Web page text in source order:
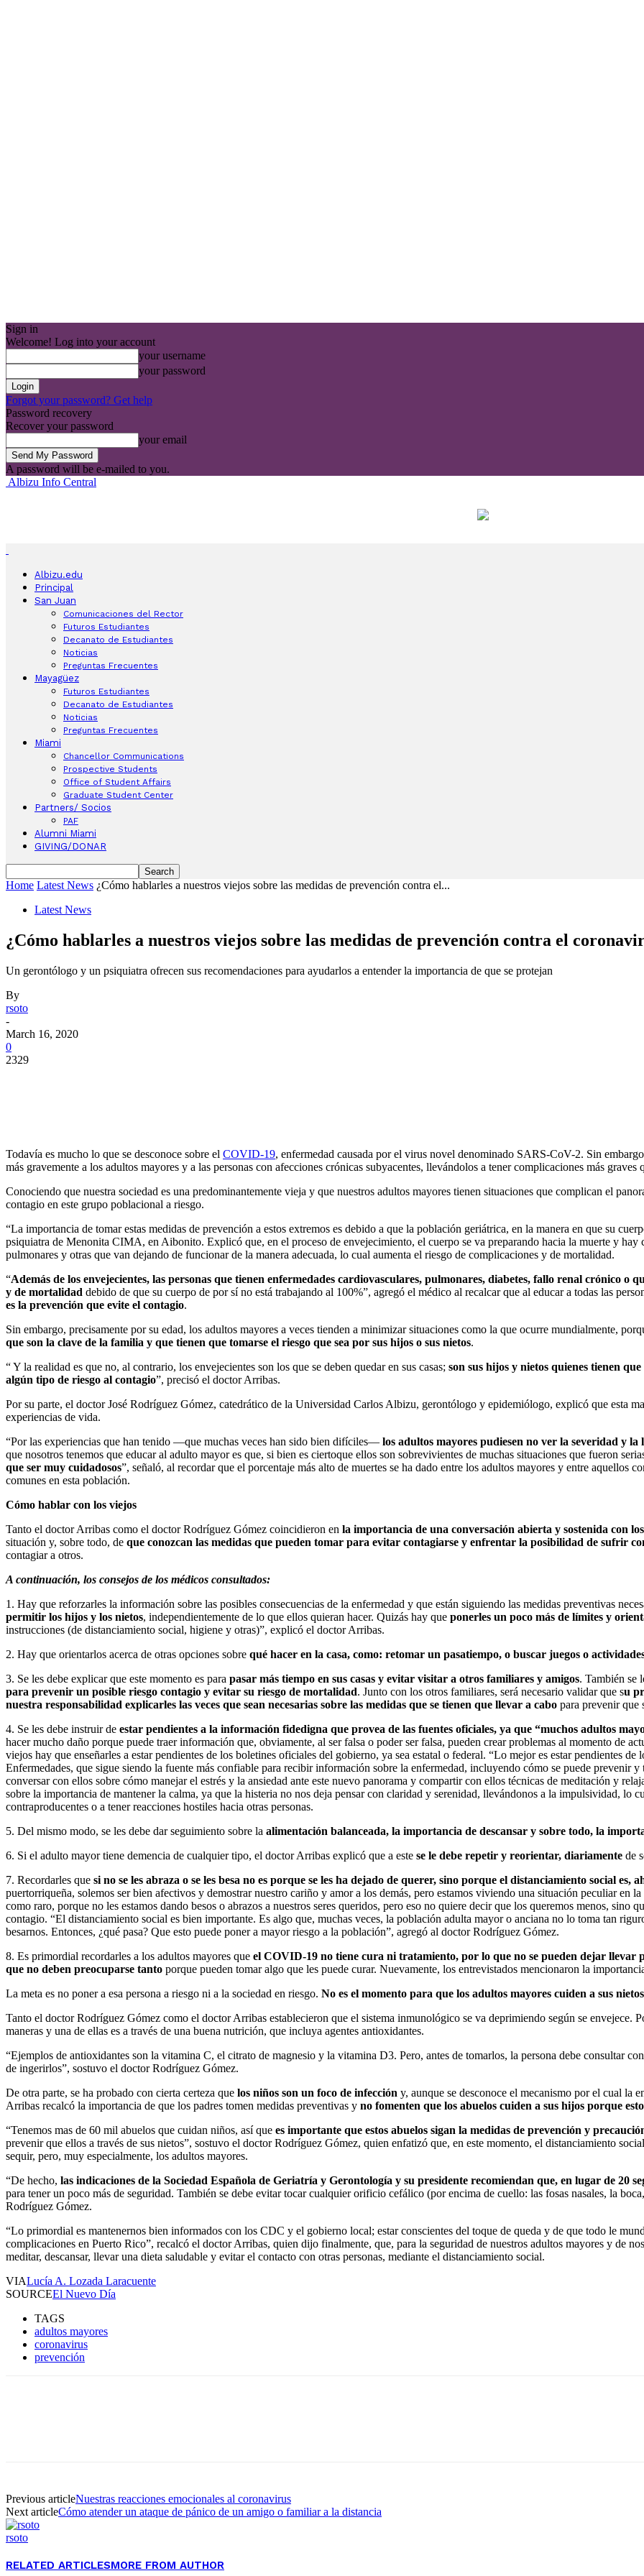
Sign in
Welcome! Log into your account
your username
your password
Forgot your password? Get help
Password recovery
Recover your password
your email
A password will be e-mailed to you.
Albizu Info Central
Albizu.edu
Principal
San Juan
Comunicaciones del Rector
Futuros Estudiantes
Decanato de Estudiantes
Noticias
Preguntas Frecuentes
Mayagüez
Futuros Estudiantes
Decanato de Estudiantes
Noticias
Preguntas Frecuentes
Miami
Chancellor Communications
Prospective Students
Office of Student Affairs
Graduate Student Center
Partners/ Socios
PAF
Alumni Miami
GIVING/DONAR
Home Latest News ¿Cómo hablarles a nuestros viejos sobre las medidas de prevención contra el...
Latest News
¿Cómo hablarles a nuestros viejos sobre las medidas de prevención contra el
Un gerontólogo y un psiquiatra ofrecen sus recomendaciones para ayudarlos a entender la importancia de que se protejan
By
rsoto
-
March 16, 2020
0
2329
Todavía es mucho lo que se desconoce sobre el COVID-19, enfermedad causada por el virus novel denominado SARS-CoV-2. Sin
más gravemente a los adultos mayores y a las personas con afecciones crónicas subyacentes, llevándolos a tener complicaciones más graves
Conociendo que nuestra sociedad es una predominantemente vieja y que nuestros adultos mayores tienen situaciones que complican el
contagio en este grupo poblacional a riesgo.
“La importancia de tomar estas medidas de prevención a estos extremos es debido a que la población geriátrica, en la manera en que su
psiquiatra de Menonita CIMA, en Aibonito. Explicó que, en el proceso de envejecimiento, el cuerpo se va preparando hacia la muerte y hay
pulmonares y otras que van dejando de funcionar de la manera adecuada, lo cual aumenta el riesgo de complicaciones y de mortalidad.
“Además de los envejecientes, las personas que tienen enfermedades cardiovasculares, pulmonares, diabetes, fallo renal crónico o
y de mortalidad debido de que su cuerpo de por sí no está trabajando al 100%”, agregó el médico al recalcar que al educar a todas las
es la prevención que evite el contagio.
Sin embargo, precisamente por su edad, los adultos mayores a veces tienden a minimizar situaciones como la que ocurre mundialmente,
que son la clave de la familia y que tienen que tomarse el riesgo que sea por sus hijos o sus nietos.
“ Y la realidad es que no, al contrario, los envejecientes son los que se deben quedar en sus casas; son sus hijos y nietos quienes tienen
algún tipo de riesgo al contagio”, precisó el doctor Arribas.
Por su parte, el doctor José Rodríguez Gómez, catedrático de la Universidad Carlos Albizu, gerontólogo y epidemiólogo, explicó que esta
experiencias de vida.
“Por las experiencias que han tenido —que muchas veces han sido bien difíciles— los adultos mayores pudiesen no ver la severidad y
que nosotros tenemos que educar al adulto mayor es que, si bien es ciertoque ellos son sobrevivientes de muchas situaciones que fueron
que ser muy cuidadosos”, señaló, al recordar que el porcentaje más alto de muertes se ha dado entre los adultos mayores y entre aquellos
comunes en esta población.
Cómo hablar con los viejos
Tanto el doctor Arribas como el doctor Rodríguez Gómez coincidieron en la importancia de una conversación abierta y sostenida con
situación y, sobre todo, de que conozcan las medidas que pueden tomar para evitar contagiarse y enfrentar la posibilidad de sufrir
contagiar a otros.
A continuación, los consejos de los médicos consultados:
1. Hay que reforzarles la información sobre las posibles consecuencias de la enfermedad y que están siguiendo las medidas preventivas
permitir los hijos y los nietos, independientemente de lo que ellos quieran hacer. Quizás hay que ponerles un poco más de límites y
instrucciones (de distanciamiento social, higiene y otras)”, explicó el doctor Arribas.
2. Hay que orientarlos acerca de otras opciones sobre qué hacer en la casa, como: retomar un pasatiempo, o buscar juegos o
3. Se les debe explicar que este momento es para pasar más tiempo en sus casas y evitar visitar a otros familiares y amigos. También se
para prevenir un posible riesgo contagio y evitar su riesgo de mortalidad. Junto con los otros familiares, será necesario validar que su
nuestra responsabilidad explicarles las veces que sean necesarias sobre las medidas que se tienen que llevar a cabo para prevenir que
4. Se les debe instruir de estar pendientes a la información fidedigna que provea de las fuentes oficiales, ya que “muchos adultos
hacer mucho daño porque puede traer información que, obviamente, al ser falsa o poder ser falsa, pueden crear problemas al momento de
viejos hay que enseñarles a estar pendientes de los boletines oficiales del gobierno, ya sea estatal o federal. “Lo mejor es estar pendientes
Enfermedades, que sigue siendo la fuente más confiable para recibir información sobre la enfermedad, incluyendo cómo se puede prevenir
conversar con ellos sobre cómo manejar el estrés y la ansiedad ante este nuevo panorama y compartir con ellos técnicas de meditación y
sobre la importancia de mantener la calma, ya que la histeria no nos deja pensar con claridad y serenidad, llevándonos a la impulsividad, lo
contraproducentes o a tener reacciones hostiles hacia otras personas.
5. Del mismo modo, se les debe dar seguimiento sobre la alimentación balanceada, la importancia de descansar y sobre todo, la
6. Si el adulto mayor tiene demencia de cualquier tipo, el doctor Arribas explicó que a este se le debe repetir y reorientar, diariamente de
7. Recordarles que si no se les abraza o se les besa no es porque se les ha dejado de querer, sino porque el distanciamiento social
puertorriqueña, solemos ser bien afectivos y demostrar nuestro cariño y amor a los demás, pero estamos viviendo una situación peculiar en
como raro, porque no les estamos dando besos o abrazos a nuestros seres queridos, pero eso no quiere decir que los queremos menos, sino
contagio. “El distanciamiento social es bien importante. Es algo que, muchas veces, la población adulta mayor o anciana no lo toma tan
besarnos. Entonces, ¿qué pasa? Que esto puede poner a mayor riesgo a la población”, agregó al doctor Rodríguez Gómez.
8. Es primordial recordarles a los adultos mayores que el COVID-19 no tiene cura ni tratamiento, por lo que no se pueden dejar llevar
que no deben preocuparse tanto porque pueden tomar algo que les puede curar. Nuevamente, los entrevistados mencionaron la
La meta es no poner a esa persona a riesgo ni a la sociedad en riesgo. No es el momento para que los adultos mayores cuiden a sus
Tanto el doctor Rodríguez Gómez como el doctor Arribas establecieron que el sistema inmunológico se va deprimiendo según se envejece.
maneras y una de ellas es a través de una buena nutrición, que incluya agentes antioxidantes.
“Ejemplos de antioxidantes son la vitamina C, el citrato de magnesio y la vitamina D3. Pero, antes de tomarlos, la persona debe consultar
de ingerirlos”, sostuvo el doctor Rodríguez Gómez.
De otra parte, se ha probado con cierta certeza que los niños son un foco de infección y, aunque se desconoce el mecanismo por el cual la
Arribas recalcó la importancia de que los padres tomen medidas preventivas y no fomenten que los abuelos cuiden a sus hijos porque
“Tenemos mas de 60 mil abuelos que cuidan niños, así que es importante que estos abuelos sigan la medidas de prevención y
prevenir que ellos a través de sus nietos”, sostuvo el doctor Rodríguez Gómez, quien enfatizó que, en este momento, el distanciamiento
sequir, pero, muy especialmente, los adultos mayores.
“De hecho, las indicaciones de la Sociedad Española de Geriatría y Gerontología y su presidente recomiendan que, en lugar de 20
para tener un poco más de seguridad. También se debe evitar tocar cualquier orificio cefálico (por encima de cuello: las fosas nasales, la
Rodríguez Gómez.
“Lo primordial es mantenernos bien informados con los CDC y el gobierno local; estar conscientes del toque de queda y de que todo le
complicaciones en Puerto Rico”, recalcó el doctor Arribas, quien dijo finalmente, que, para la seguridad de nuestros adultos mayores y de
meditar, descansar, llevar una dieta saludable y evitar el contacto con otras personas, mediante el distanciamiento social.
VIALucía A. Lozada Laracuente
SOURCEEl Nuevo Día
TAGS
adultos mayores
coronavirus
prevención
Previous articleNuestras reacciones emocionales al coronavirus
Next articleCómo atender un ataque de pánico de un amigo o familiar a la distancia
rsoto
RELATED ARTICLESMORE FROM AUTHOR